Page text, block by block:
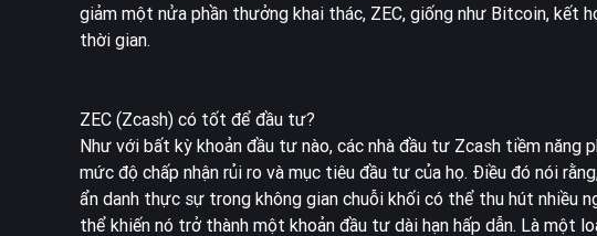
giảm một nửa phần thưởng khai thác, ZEC, giống như Bitcoin, kết
thời gian.
ZEC (Zcash) có tốt để đầu tư?
Như với bất kỳ khoản đầu tư nào, các nhà đầu tư Zcash tiềm năng
mức độ chấp nhận rủi ro và mục tiêu đầu tư của họ. Điều đó nói
ẩn danh thực sự trong không gian chuỗi khối có thể thu hút nhiều
thể khiến nó trở thành một khoản đầu tư dài hạn hấp dẫn. Là một